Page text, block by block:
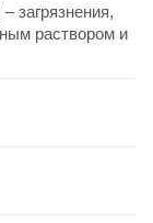
загрязнения,
раствором и